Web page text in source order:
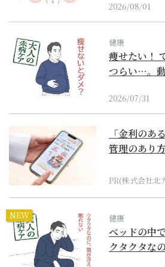
2026/08/01
健康
痩せたい！
つらい…。
2026/07/31
「金利のあ
管理のあり
PR(株式会社北
NEW 健康
ベッドの中
クタクタな